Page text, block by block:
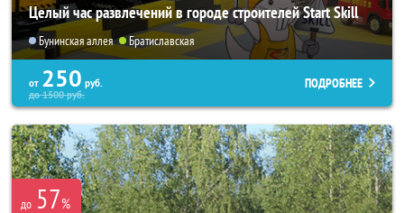
Целый час развлечений в городе строителей Start Skill
Бунинская аллея Братиславская
от 250 руб.
до1500руб.
ПОДРОБНЕЕ
до 57%